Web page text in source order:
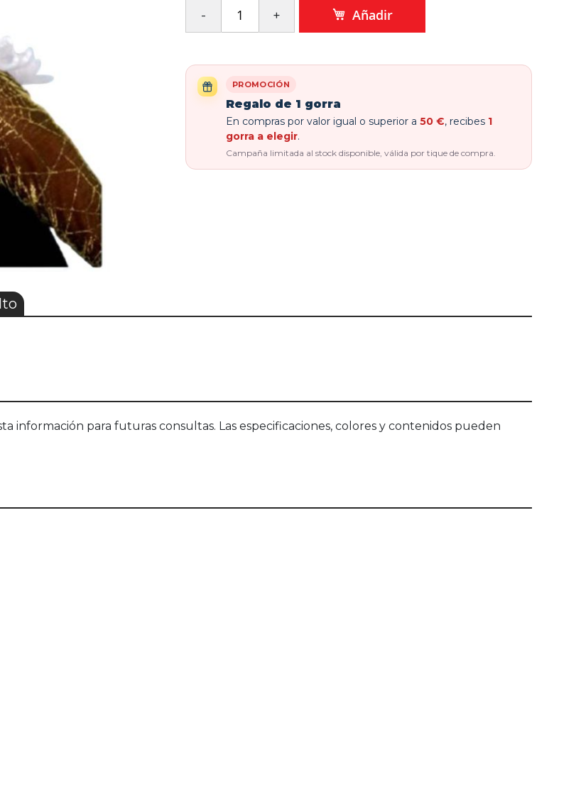
Añadir
PROMOCIÓN
Regalo de 1 gorra
En compras por valor igual o superior a 50 €, recibes 1
gorra a elegir.
Campaña limitada al stock disponible, válida por tique de compra.
información para futuras consultas. Las especificaciones, colores y contenidos pueden